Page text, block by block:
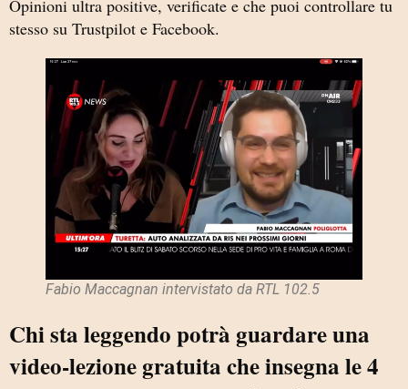
Opinioni ultra positive, verificate e che puoi controllare tu
stesso su Trustpilot e Facebook.
Fabio Maccagnan intervistato da RTL 102.5
Chi sta leggendo potrà guardare una
video-lezione gratuita che insegna le 4